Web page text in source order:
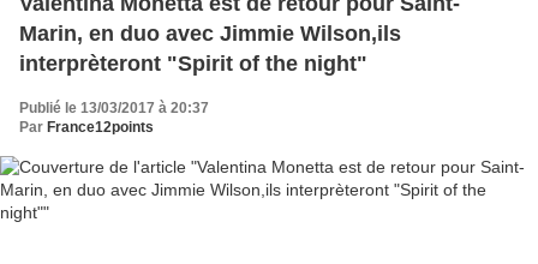
Marin, en duo avec Jimmie Wilson,ils
interprèteront "Spirit of the night"
Publié le 13/03/2017 à 20:37
Par France12points